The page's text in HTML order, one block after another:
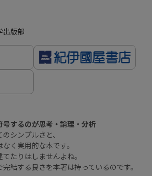
出版部
するのが思考・論理・分析
シンプルさと、
く実用的な本です。
たりはしませんよね。
結する良さを本著は持っているのです。